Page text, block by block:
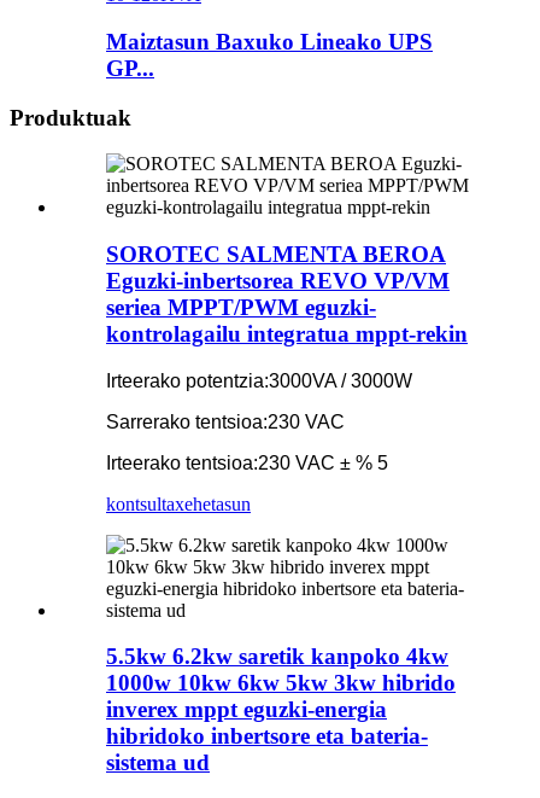
Maiztasun Baxuko Lineako UPS
GP...
Produktuak
SOROTEC SALMENTA BEROA
Eguzki-inbertsorea REVO VP/VM
seriea MPPT/PWM eguzki-
kontrolagailu integratua mppt-rekin
Irteerako potentzia:3000VA / 3000W
Sarrerako tentsioa:230 VAC
Irteerako tentsioa:230 VAC ± % 5
kontsultaxehetasun
5.5kw 6.2kw saretik kanpoko 4kw
1000w 10kw 6kw 5kw 3kw hibrido
inverex mppt eguzki-energia
hibridoko inbertsore eta bateria-
sistema ud